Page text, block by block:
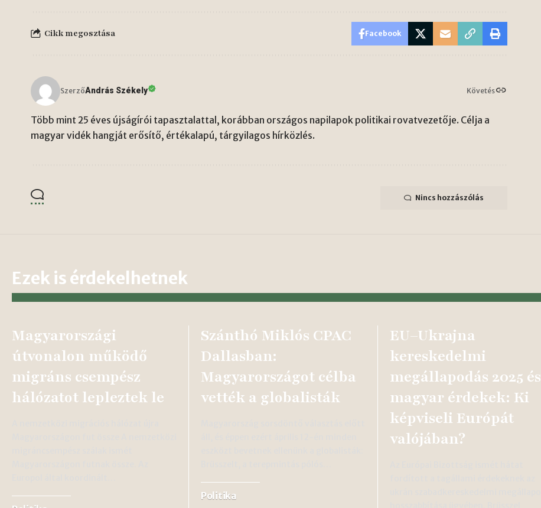
Cikk megosztása Facebook
SzerzőAndrás Székely Követés
Több mint 25 éves újságírói tapasztalattal, korábban országos napilapok politikai rovatvezetője. Célja a
magyar vidék hangját erősítő, értékalapú, tárgyilagos hírközlés.
Nincs hozzászólás
Ezek is érdekelhetnek
Magyarországi
útvonalon működő
migráns csempész
hálózatot lepleztek le
Szánthó Miklós CPAC
Dallasban:
Magyarországot célba
vették a globalisták
Politika
EU–Ukrajna
kereskedelmi
megállapodás 2025 és
magyar érdekek: Ki
képviseli Európát
valójában?